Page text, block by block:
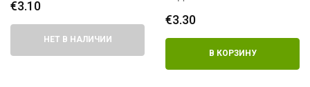
€3.10
НЕТ В НАЛИЧИИ
€3.30
В КОРЗИНУ